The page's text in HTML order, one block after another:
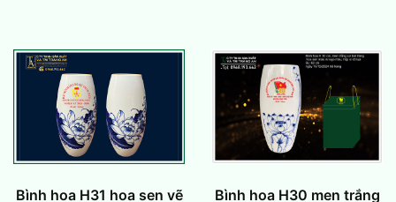
Bình hoa H31 hoa sen vẽ
Bình hoa H30 men trắng